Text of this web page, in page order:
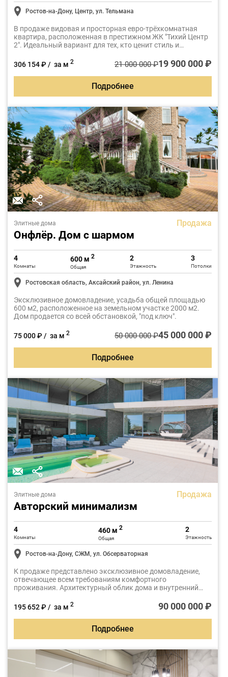
Ростов-на-Дону, Центр, ул. Тельмана
В продаже видовая и просторная евро-трёхкомнатная
квартира, расположенная в престижном ЖК "Тихий Центр
2". Идеальный вариант для тех, кто ценит стиль и
306 154 ₽ / за м 2 21 000 000 ₽19 900 000 ₽
Подробнее
Элитные дома Продажа
Онфлёр. Дом с шармом
4
Комнаты
600 м2
Общая
2
Этажность
3
Потолки
Ростовская область, Аксайский район, ул. Ленина
Эксклюзивное домовладение, усадьба общей площадью
600 м2, расположенное на земельном участке 2000 м2.
Дом продается со всей обстановкой, "под ключ".
75 000 ₽ / за м 2 50 000 000 ₽45 000 000 ₽
Подробнее
Элитные дома Продажа
Авторский минимализм
4
Комнаты
460 м 2
Общая
2
Этажность
Ростов-на-Дону, СЖМ, ул. Обсерваторная
К продаже представлено эксклюзивное домовладение,
отвечающее всем требованиям комфортного
проживания. Архитектурный облик дома и внутренний
решен с большими витражами и открытыми террасами.
195 652 ₽ / за м 2 90 000 000 ₽
Подробнее